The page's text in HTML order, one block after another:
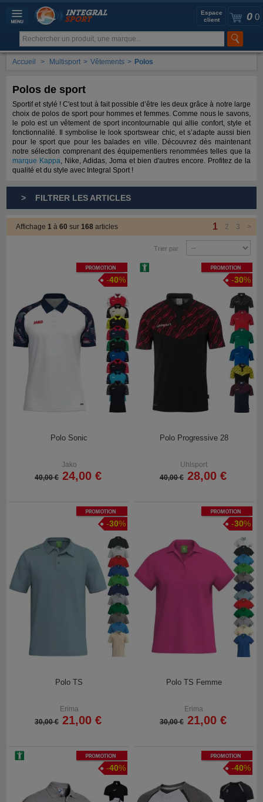
0 0
Espace
client
Accueil > Multisport > Vêtements > Polos
Polos de sport
Sportif et stylé ! C'est tout à fait possible d’être les deux grâce à notre large
choix de polos de sport pour hommes et femmes. Comme nous le savons,
le polo est un vêtement de sport incontournable qui allie confort, style et
fonctionnalité. Il symbolise le look sportswear chic, et s’adapte aussi bien
pour le sport que pour les balades en ville. Découvrez dès maintenant
notre sélection comprenant des équipementiers renommées telles que la
marque Kappa, Nike, Adidas, Joma et bien d'autres encore. Profitez de la
qualité et du style avec Integral Sport !
> FILTRER LES ARTICLES
Affichage1à60sur168articles 1 2 3 >
Trier par
Promotion
-40%
Polo Sonic
Jako
40,00 € 24,00 €
Promotion
-30%
Polo Progressive 28
Uhlsport
40,00 € 28,00 €
Promotion
-30%
Polo TS
Erima
30,00 € 21,00 €
Promotion
-30%
Polo TS Femme
Erima
30,00 € 21,00 €
Promotion
-40%
Promotion
-40%